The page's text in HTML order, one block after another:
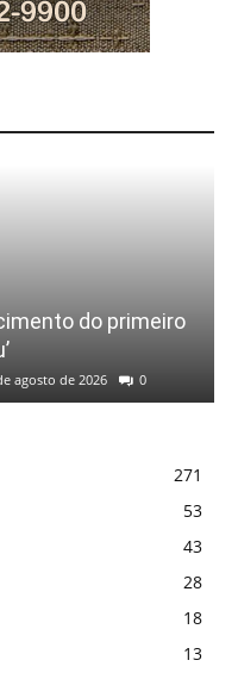
do primeiro
agosto de 2026 0
271
53
43
28
18
13